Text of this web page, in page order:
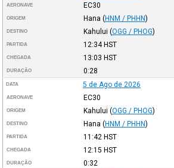
AERONAVE EC30
ORIGEM Hana (HNM / PHHN)
DESTINO Kahului (OGG / PHOG)
PARTIDA 12:34HST
CHEGADA 13:03 HST
DURAÇÃO 0:28
DATA 5 de Ago de 2026
AERONAVE EC30
ORIGEM Kahului (OGG / PHOG)
DESTINO Hana (HNM / PHHN)
PARTIDA 11:42 HST
CHEGADA 12:15 HST
DURAÇÃO 0:32